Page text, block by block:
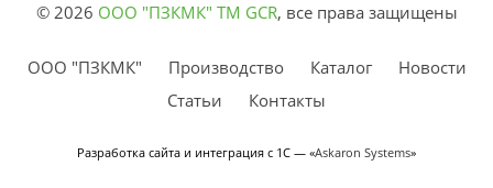
© 2026 ООО "ПЗКМК" TM GCR, все права защищены
ООО "ПЗКМК" Производство Каталог
Новости
Статьи
Контакты
Разработка сайта и интеграция с 1С — «Askaron Systems»